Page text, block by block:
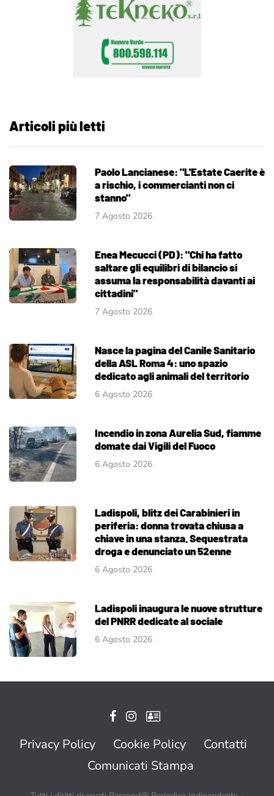
Articoli più letti
Paolo Lancianese: "L'Estate Caerite è
a rischio, i commercianti non ci
stanno"
7 Agosto 2026
Enea Mecucci (PD): "Chi ha fatto
saltare gli equilibri di bilancio si
assuma la responsabilità davanti ai
cittadini"
7 Agosto 2026
Nasce la pagina del Canile Sanitario
della ASL Roma 4: uno spazio
dedicato agli animali del territorio
6 Agosto 2026
Incendio in zona Aurelia Sud, fiamme
domate dai Vigili del Fuoco
6 Agosto 2026
Ladispoli, blitz dei Carabinieri in
periferia: donna trovata chiusa a
chiave in una stanza. Sequestrata
droga e denunciato un 52enne
6 Agosto 2026
Ladispoli inaugura le nuove strutture
del PNRR dedicate al sociale
6 Agosto 2026
Privacy Policy Cookie Policy
Contatti
Comunicati Stampa